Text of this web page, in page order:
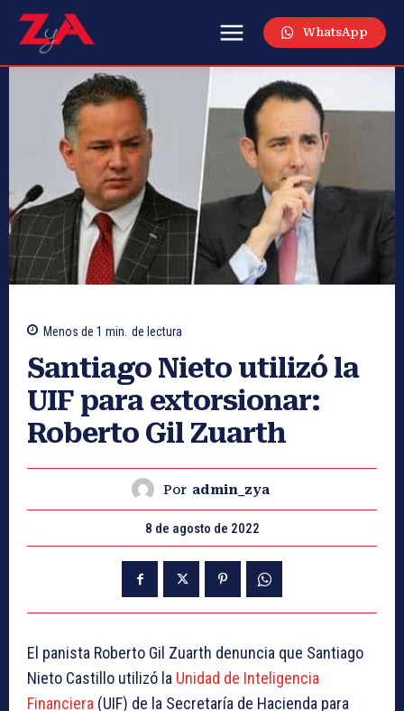
WhatsApp
Menos de 1 min. de lectura
Santiago Nieto utilizó la
UIF para extorsionar:
Roberto Gil Zuarth
Por admin_zya
8 de agosto de 2022
El panista Roberto Gil Zuarth denuncia que Santiago
Nieto Castillo utilizó la Unidad de Inteligencia
Financiera (UIF) de la Secretaría de Hacienda para